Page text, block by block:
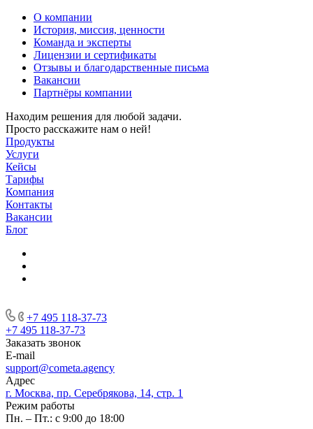
О компании
История, миссия, ценности
Команда и эксперты
Лицензии и сертификаты
Отзывы и благодарственные письма
Вакансии
Партнёры компании
Находим решения для любой задачи.
Просто расскажите нам о ней!
Продукты
Услуги
Кейсы
Тарифы
Компания
Контакты
Вакансии
Блог
+7 495 118-37-73
+7 495 118-37-73
Заказать звонок
E-mail
support@cometa.agency
Адрес
г. Москва, пр. Серебрякова, 14, стр. 1
Режим работы
Пн. – Пт.: с 9:00 до 18:00